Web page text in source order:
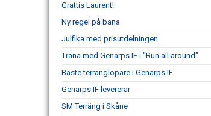
Grattis Laurent!
Ny regel på bana
Julfika med prisutdelningen
Träna med Genarps IF i "Run all around"
Bäste terränglöpare i Genarps IF
Genarps IF levererar
SM Terräng i Skåne